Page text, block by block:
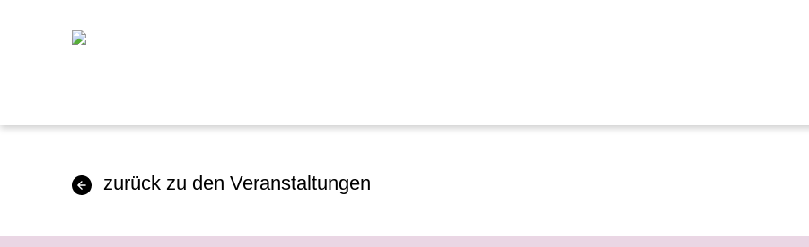
zurück zu den Veranstaltungen